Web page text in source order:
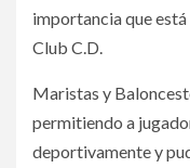
importancia que
Club C.D.
Maristas y
permitiendo a
deportivamente y